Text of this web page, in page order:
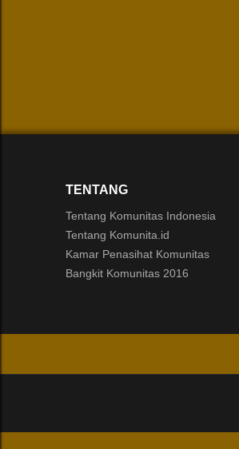
TENTANG
Tentang Komunitas Indonesia
Tentang Komunita.id
Kamar Penasihat Komunitas
Bangkit Komunitas 2016